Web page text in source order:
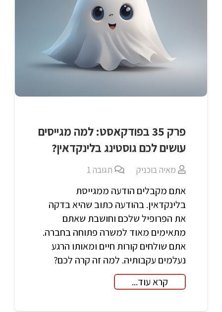
פרק 35 בפודקאסט: למה מגייסים
עושים לכם גוסטינג בלינקדאין?
מאיה בוכניק תגובה1
אתם מקבלים הודעה ממגייסת
בלינקדאין. בהודעה כתוב שהיא בדקה
את הפרופיל שלכם וחושבת שאתם
מתאימים מאוד למשרה פתוחה בחברה.
אתם שולחים קורות חיים ומאותו הרגע
נעלמים עקבותיה. למה זה קרה לכם?
קרא עוד...